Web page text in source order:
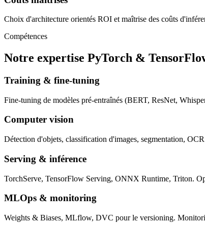
Choix d'architecture orientés ROI et maîtrise des coûts
Compétences
Notre expertise PyTorch &
Training & fine-tuning
Fine-tuning de modèles pré-entraînés (BERT, ResNet,
Computer vision
Détection d'objets, classification d'images, segmentation,
Serving & inférence
TorchServe, TensorFlow Serving, ONNX Runtime, Triton.
MLOps & monitoring
Weights & Biases, MLflow, DVC pour le versioning.